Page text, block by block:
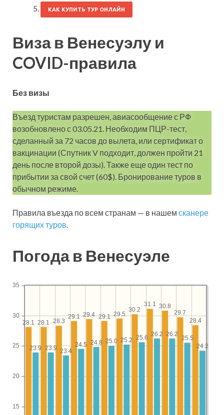
КАК КУПИТЬ ТУР ОНЛАЙН
Виза в Венесуэлу и
COVID-правила
Без визы
Въезд туристам разрешен, авиасообщение с РФ
возобновлено с 03.05.21. Необходим ПЦР-тест,
сделанный за 72 часов до вылета, или сертификат о
вакцинации (Спутник V подходит, должен пройти 21
день после второй дозы). Также еще один тест по
прибытии за свой счет (60$). Бронирование туров в
обычном режиме.
Правила въезда по всем странам — в нашем сканере
горящих туров.
Погода в Венесуэле